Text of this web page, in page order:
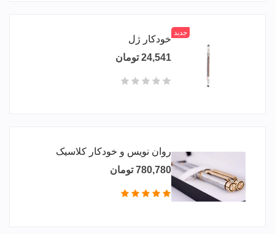
جدید
خودکار ژل
24,541 تومان
روان نویس و خودکار کلاسیک
780,780 تومان